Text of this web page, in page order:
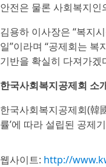
안전은 물론 사회복지
김용하 이사장은 “복지
일”이라며 “공제회는
기반을 확실히 다져가겠
한국사회복지공제회 소
한국사회복지공제회(韓
률’에 따라 설립된 공제
웹사이트: http://